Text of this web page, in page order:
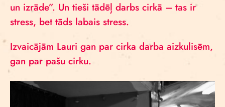
un izrāde”. Un tieši tādēļ darbs cirkā – tas ir
stress, bet tāds labais stress.
Izvaicājām Lauri gan par cirka darba aizkulisēm,
gan par pašu cirku.